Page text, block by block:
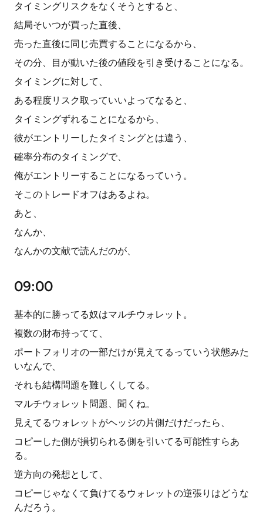
タイミングリスクをなくそうとすると、
結局そいつが買った直後、
売った直後に同じ売買することになるから、
その分、目が動いた後の値段を引き受けることになる。
タイミングに対して、
ある程度リスク取っていいよってなると、
タイミングずれることになるから、
彼がエントリーしたタイミングとは違う、
確率分布のタイミングで、
俺がエントリーすることになるっていう。
そこのトレードオフはあるよね。
あと、
なんか、
なんかの文献で読んだのが、
09:00
基本的に勝ってる奴はマルチウォレット。
複数の財布持ってて、
ポートフォリオの一部だけが見えてるっていう状態みた
いなんで、
それも結構問題を難しくしてる。
マルチウォレット問題、聞くね。
見えてるウォレットがヘッジの片側だけだったら、
コピーした側が損切られる側を引いてる可能性すらあ
る。
逆方向の発想として、
コピーじゃなくて負けてるウォレットの逆張りはどうな
んだろう。